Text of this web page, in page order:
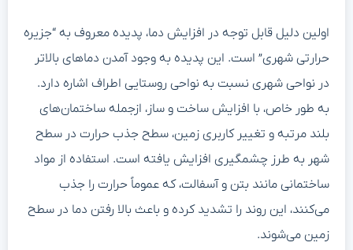
اولین دلیل قابل توجه در افزایش دما، پدیده معروف به “جزیره
حرارتی شهری” است. این پدیده به وجود آمدن دماهای بالاتر
در نواحی شهری نسبت به نواحی روستایی اطراف اشاره دارد.
به طور خاص، با افزایش ساخت و ساز، ازجمله ساختمان‌های
بلند مرتبه و تغییر کاربری زمین، سطح جذب حرارت در سطح
شهر به طرز چشمگیری افزایش یافته است. استفاده از مواد
ساختمانی مانند بتن و آسفالت، که عموماً حرارت را جذب
می‌کنند، این روند را تشدید کرده و باعث بالا رفتن دما در سطح
زمین می‌شوند.